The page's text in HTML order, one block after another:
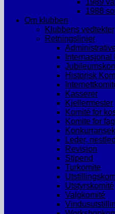
1989
1988
Om klubben
Klubbens vedtekter
Retningslinjer
Historisk
Kasserer
Kjellermester
Komité for
Komite for
Leder,
Revisjon
Stipend
Turkomite
Utstyrskomité
Valgkomité